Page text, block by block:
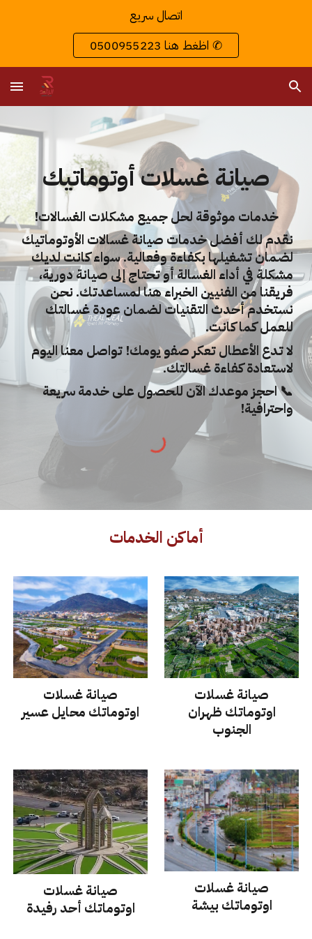
اتصال سريع
اظغط هنا 0500955223 ✆
صيانة غسلات أوتوماتيك
خدمات موثوقة لحل جميع مشكلات الغسالات!
نقدم لك أفضل خدمات صيانة غسالات الأوتوماتيك
لضمان تشغيلها بكفاءة وفعالية. سواء كانت لديك
مشكلة في أداء الغسالة أو تحتاج إلى صيانة دورية،
فريقنا من الفنيين الخبراء هنا لمساعدتك. نحن
نستخدم أحدث التقنيات لضمان عودة غسالتك
للعمل كما كانت.
لا تدع الأعطال تعكر صفو يومك! تواصل معنا اليوم
لاستعادة كفاءة غسالتك.
📞 احجز موعدك الآن للحصول على خدمة سريعة
واحترافية!
أماكن الخدمات
صيانة غسلات
اوتوماتك محايل عسير
صيانة غسلات
اوتوماتك ظهران
الجنوب
صيانة غسلات
اوتوماتك أحد رفيدة
صيانة غسلات
اوتوماتك بيشة